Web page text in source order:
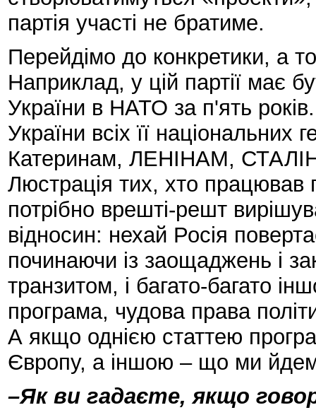
партія участі не братиме.
Перейдімо до конкретики, а
Наприклад, у цій партії має
України в НАТО за п'ять
України всіх її національних
Катеринам, ЛЕНІНАМ,
Люстрація тих, хто працював
потрібно врешті-решт
відносин: нехай Росія
починаючи із заощаджень і
транзитом, і багато-багато
програма, чудова права
А якщо однією статтею
Європу, а іншою – що ми
–Як ви гадаєте, якщо